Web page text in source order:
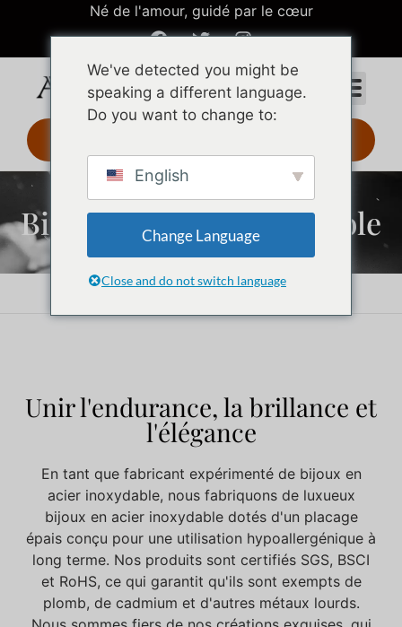
Né de l'amour, guidé par le cœur
Bijoux en acier inoxydable
Accueil Bijoux en acier inoxydable
Unir l'endurance, la brillance et
l'élégance
En tant que fabricant expérimenté de bijoux en
acier inoxydable, nous fabriquons de luxueux
bijoux en acier inoxydable dotés d'un placage
épais conçu pour une utilisation hypoallergénique à
long terme. Nos produits sont certifiés SGS, BSCI
et RoHS, ce qui garantit qu'ils sont exempts de
plomb, de cadmium et d'autres métaux lourds.
We've detected you might be
speaking a different language.
Do you want to change to:
English
Change Language
Close and do not switch language